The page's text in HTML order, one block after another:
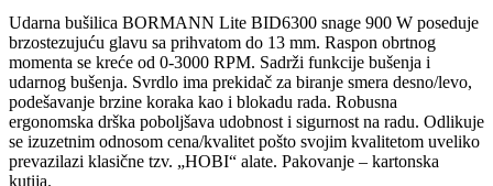
Udarna bušilica BORMANN Lite BID6300 snage 900 W poseduje
brzostezujuću glavu sa prihvatom do 13 mm. Raspon obrtnog
momenta se kreće od 0-3000 RPM. Sadrži funkcije bušenja i
udarnog bušenja. Svrdlo ima prekidač za biranje smera desno/levo,
podešavanje brzine koraka kao i blokadu rada. Robusna
ergonomska drška poboljšava udobnost i sigurnost na radu. Odlikuje
se izuzetnim odnosom cena/kvalitet pošto svojim kvalitetom uveliko
prevazilazi klasične tzv. „HOBI“ alate. Pakovanje – kartonska
kutija.